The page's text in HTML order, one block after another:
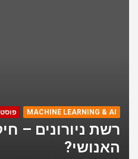
MACHINE פוסטים חמים
קצת סדר